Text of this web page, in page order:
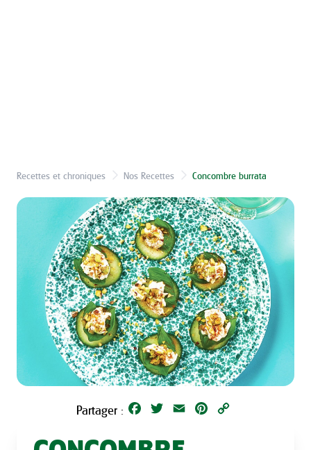
Recettes et chroniques Nos Recettes Concombre burrata
Partager : Facebook
Twitter Email Pinterest